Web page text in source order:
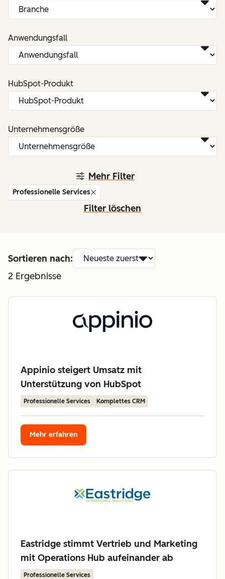
Mehr Filter
Anwendungsfall
HubSpot-Produkt
Unternehmensgröße
Professionelle Services
Filter löschen
Sortieren nach:
2 Ergebnisse
Appinio steigert Umsatz mit
Unterstützung von HubSpot
Professionelle Services Komplettes CRM
Mehr erfahren
Eastridge stimmt Vertrieb und Marketing
mit Operations Hub aufeinander ab
Professionelle Services